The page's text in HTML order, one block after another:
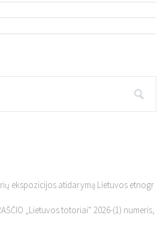
ekspozicijos atidarymą Lietuvos etnogr
„Lietuvos totoriai“ 2026-(1) numeris,